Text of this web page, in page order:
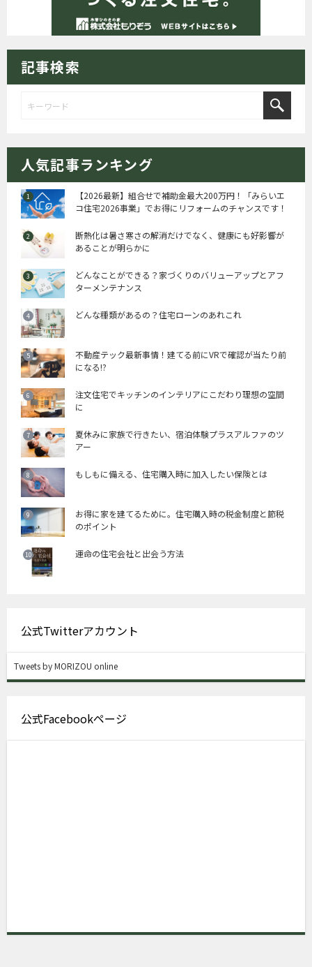
記事検索
人気記事ランキング
【2026最新】組合せで補助金最大200万円！「みらいエ
コ住宅2026事業」でお得にリフォームのチャンスです！
断熱化は暑さ寒さの解消だけでなく、健康にも好影響が
あることが明らかに
どんなことができる？家づくりのバリューアップとアフ
ターメンテナンス
どんな種類があるの？住宅ローンのあれこれ
不動産テック最新事情！建てる前にVRで確認が当たり前
になる!?
注文住宅でキッチンのインテリアにこだわり理想の空間
に
夏休みに家族で行きたい、宿泊体験プラスアルファのツ
アー
もしもに備える、住宅購入時に加入したい保険とは
お得に家を建てるために。住宅購入時の税金制度と節税
のポイント
運命の住宅会社と出会う方法
公式Twitterアカウント
Tweets by MORIZOU online
公式Facebookページ